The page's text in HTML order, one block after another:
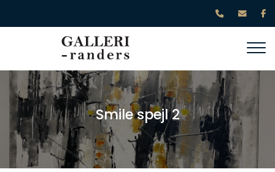
Smile spejl 2